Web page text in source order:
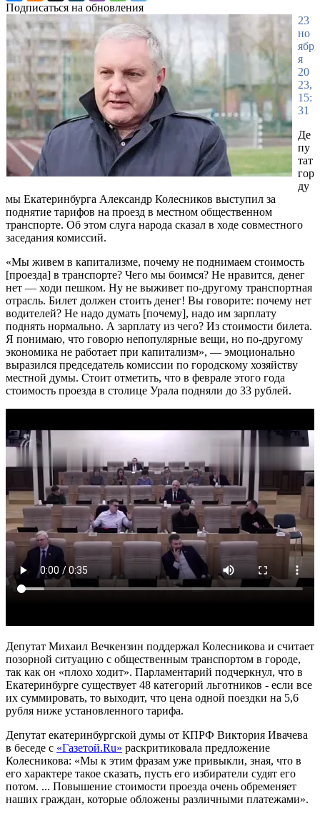
Подписаться на обновления
23
но
ябр
я
20
23,
15:
31
Де
пу
тат
гор
ду
мы Екатеринбурга Александр Колесников выступил за
поднятие тарифов на проезд в местном общественном
транспорте. Об этом слуга народа сказал в ходе совместного
заседания комиссий.
«Мы живем в капитализме, почему не поднимаем стоимость
[проезда] в транспорте? Чего мы боимся? Не нравится, денег
нет — ходи пешком. Ну не выживет по-другому транспортная
отрасль. Билет должен стоить денег! Вы говорите: почему нет
водителей? Не надо думать [почему], надо им зарплату
поднять нормально. А зарплату из чего? Из стоимости билета.
Я понимаю, что говорю непопулярные вещи, но по-другому
экономика не работает при капитализм», — эмоционально
выразился председатель комиссии по городскому хозяйству
местной думы. Стоит отметить, что в феврале этого года
стоимость проезда в столице Урала подняли до 33 рублей.
Депутат Михаил Вечкензин поддержал Колесникова и считает
позорной ситуацию с общественным транспортом в городе,
так как он «плохо ходит». Парламентарий подчеркнул, что в
Екатеринбурге существует 48 категорий льготников - если все
их суммировать, то выходит, что цена одной поездки на 5,6
рубля ниже установленного тарифа.
Депутат екатеринбургской думы от КПРФ Виктория Ивачева
в беседе с «Газетой.Ru» раскритиковала предложение
Колесникова: «Мы к этим фразам уже привыкли, зная, что в
его характере такое сказать, пусть его избиратели судят его
потом. ... Повышение стоимости проезда очень обременяет
наших граждан, которые обложены различными платежами».